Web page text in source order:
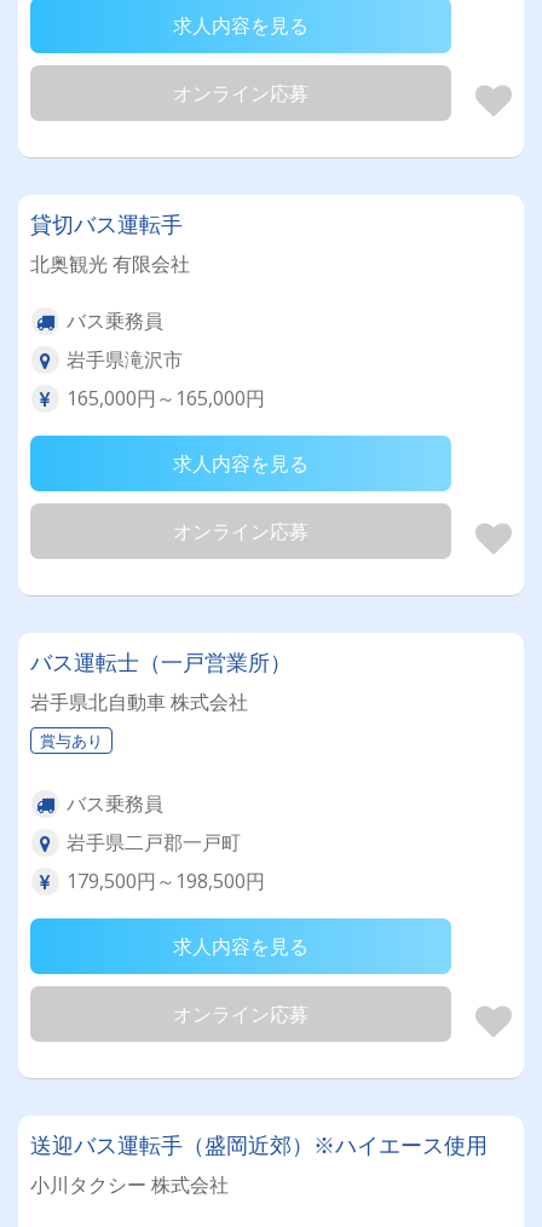
求人内容を見る
オンライン応募
貸切バス運転手
北奥観光 有限会社
バス乗務員
岩手県滝沢市
165,000円～165,000円
求人内容を見る
オンライン応募
バス運転士（一戸営業所）
岩手県北自動車 株式会社
賞与あり
バス乗務員
岩手県二戸郡一戸町
179,500円～198,500円
求人内容を見る
オンライン応募
送迎バス運転手（盛岡近郊）※ハイエース使用
小川タクシー 株式会社